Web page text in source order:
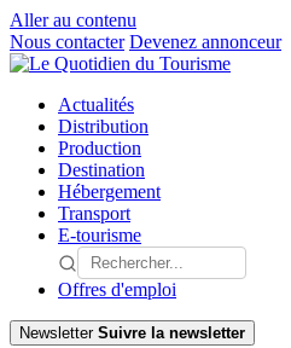
Aller au contenu
Nous contacter Devenez annonceur
Actualités
Distribution
Production
Destination
Hébergement
Transport
E-tourisme
Offres d'emploi
Newsletter Suivre la newsletter